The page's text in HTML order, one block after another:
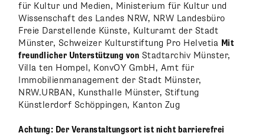
für Kultur und Medien, Ministerium für Kultur und
Wissenschaft des Landes NRW, NRW Landesbüro
Freie Darstellende Künste, Kulturamt der Stadt
Münster, Schweizer Kulturstiftung Pro Helvetia Mit
freundlicher Unterstützung von Stadtarchiv Münster,
Villa ten Hompel, KonvOY GmbH, Amt für
Immobilienmanagement der Stadt Münster,
NRW.URBAN, Kunsthalle Münster, Stiftung
Künstlerdorf Schöppingen, Kanton Zug
Achtung: Der Veranstaltungsort ist nicht barrierefrei